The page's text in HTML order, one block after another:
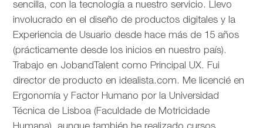
sencilla, con la tecnología a nuestro servicio. Llevo
involucrado en el diseño de productos digitales y la
Experiencia de Usuario desde hace más de 15 años
(prácticamente desde los inicios en nuestro país).
Trabajo en JobandTalent como Principal UX. Fui
director de producto en idealista.com. Me licencié en
Ergonomía y Factor Humano por la Universidad
Técnica de Lisboa (Faculdade de Motricidade